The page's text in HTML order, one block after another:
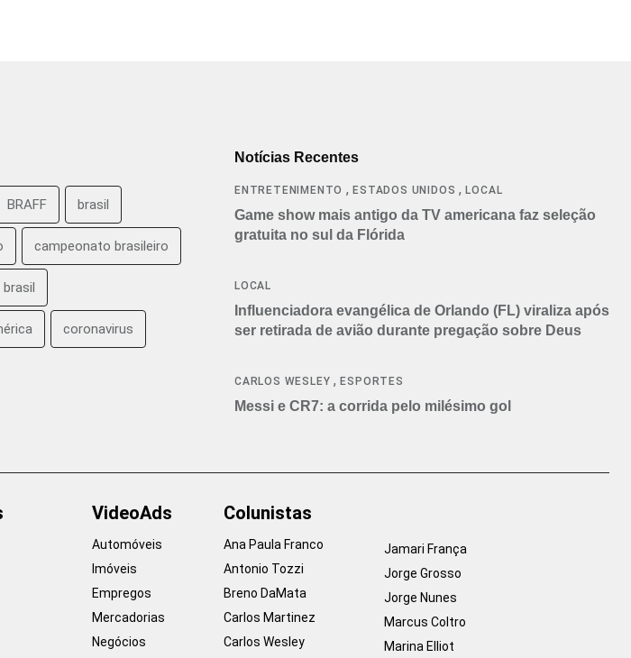
BRAFF brasil
campeonato brasileiro
coronavirus
Notícias Recentes
ENTRETENIMENTO ,ESTADOS UNIDOS ,LOCAL
Game show mais antigo da TV americana faz seleção
gratuita no sul da Flórida
LOCAL
Influenciadora evangélica de Orlando (FL) viraliza após
ser retirada de avião durante pregação sobre Deus
CARLOS WESLEY ,ESPORTES
Messi e CR7: a corrida pelo milésimo gol
VideoAds
Automóveis
Imóveis
Empregos
Mercadorias
Negócios
Colunistas
Ana Paula Franco
Antonio Tozzi
Breno DaMata
Carlos Martinez
Carlos Wesley
Jamari França
Jorge Grosso
Jorge Nunes
Marcus Coltro
Marina Elliot